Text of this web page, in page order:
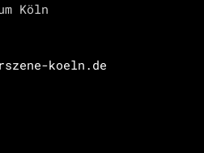
Köln
koeln.de